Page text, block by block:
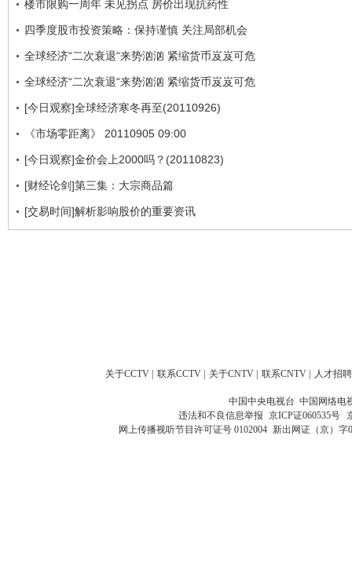
楼市限购一周年 未见拐点 房价出现抗药性
四季度股市投资策略：保持谨慎 关注局部机会
全球经济“二次衰退“来势汹汹 紧缩货币岌岌可危
全球经济“二次衰退“来势汹汹 紧缩货币岌岌可危
[今日观察]全球经济寒冬再至(20110926)
《市场零距离》 20110905 09:00
[今日观察]金价会上2000吗？(20110823)
[财经论剑]第三集：大宗商品篇
[交易时间]解析影响股价的重要资讯
关于CCTV 联系CCTV 关于CNTV 联系CNTV 人才招聘
中国中央电视台 中国网络电
违法和不良信息举报 京ICP证060535号
网上传播视听节目许可证号 0102004 新出网证（京）